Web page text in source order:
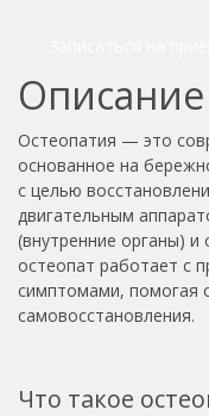
Описание
Остеопатия — это
основанное на
с целью
двигательным
(внутренние органы) и
остеопат работает с
симптомами, помогая
самовосстановления.
Что такое